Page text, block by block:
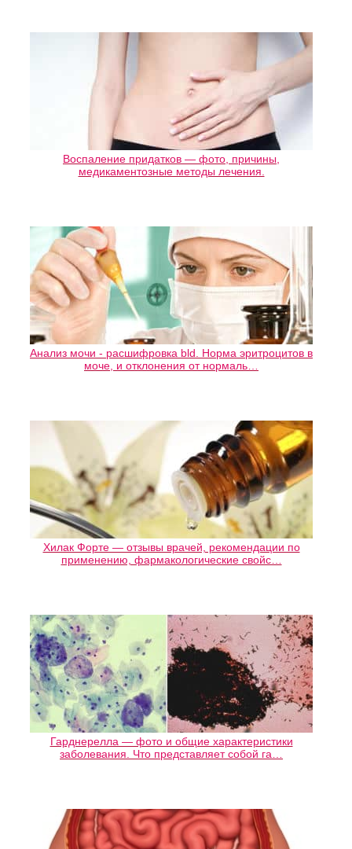
Воспаление придатков — фото, причины,
медикаментозные методы лечения.
Анализ мочи - расшифровка bld. Норма эритроцитов в
моче, и отклонения от нормаль…
Хилак Форте — отзывы врачей, рекомендации по
применению, фармакологические свойс…
Гарднерелла — фото и общие характеристики
заболевания. Что представляет собой га…